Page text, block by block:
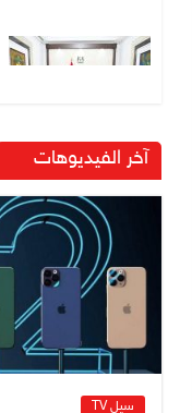
آخر الفيديوهات
سيل TV